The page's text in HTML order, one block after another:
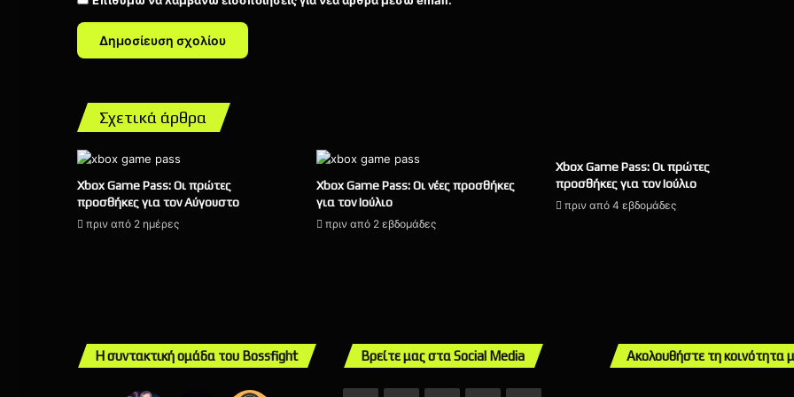
Σχετικά άρθρα
Xbox Game Pass: Οι πρώτες
προσθήκες για τον Αύγουστο
πριν από 2 ημέρες
Xbox Game Pass: Οι νέες προσθήκες
για τον Ιούλιο
πριν από 2 εβδομάδες
Xbox Game Pass: Οι πρώτες
προσθήκες για τον Ιούλιο
πριν από 4 εβδομάδες
Η συντακτική ομάδα του Bossfight Βρείτε μας στα Social Media Ακολουθήστε τη κοινότητα